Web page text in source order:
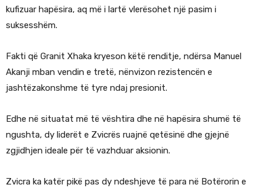
kufizuar hapësira, aq më i lartë vlerësohet një pasim i
suksesshëm.
Fakti që Granit Xhaka kryeson këtë renditje, ndërsa Manuel
Akanji mban vendin e tretë, nënvizon rezistencën e
jashtëzakonshme të tyre ndaj presionit.
Edhe në situatat më të vështira dhe në hapësira shumë të
ngushta, dy liderët e Zvicrës ruajnë qetësinë dhe gjejnë
zgjidhjen ideale për të vazhduar aksionin.
Zvicra ka katër pikë pas dy ndeshjeve të para në Botërorin e